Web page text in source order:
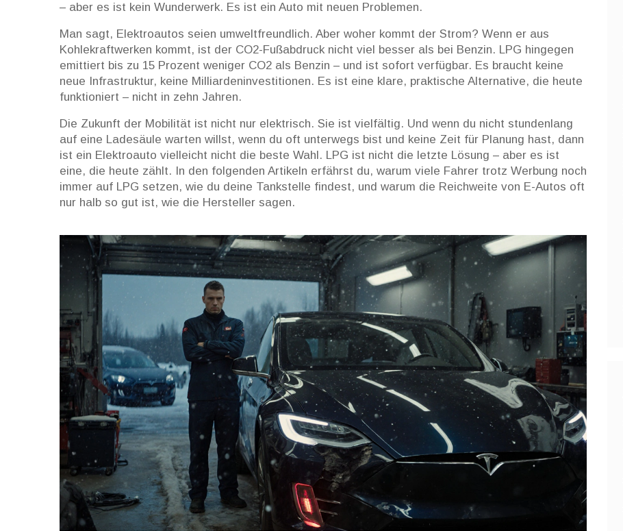
– aber es ist kein Wunderwerk. Es ist ein Auto mit neuen Problemen.
Man sagt, Elektroautos seien umweltfreundlich. Aber woher kommt der Strom? Wenn er aus
Kohlekraftwerken kommt, ist der CO2-Fußabdruck nicht viel besser als bei Benzin. LPG hingegen
emittiert bis zu 15 Prozent weniger CO2 als Benzin – und ist sofort verfügbar. Es braucht keine
neue Infrastruktur, keine Milliardeninvestitionen. Es ist eine klare, praktische Alternative, die heute
funktioniert – nicht in zehn Jahren.
Die Zukunft der Mobilität ist nicht nur elektrisch. Sie ist vielfältig. Und wenn du nicht stundenlang
auf eine Ladesäule warten willst, wenn du oft unterwegs bist und keine Zeit für Planung hast, dann
ist ein Elektroauto vielleicht nicht die beste Wahl. LPG ist nicht die letzte Lösung – aber es ist
eine, die heute zählt. In den folgenden Artikeln erfährst du, warum viele Fahrer trotz Werbung noch
immer auf LPG setzen, wie du deine Tankstelle findest, und warum die Reichweite von E-Autos oft
nur halb so gut ist, wie die Hersteller sagen.